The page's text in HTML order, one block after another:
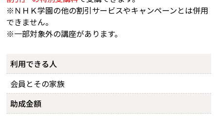
※ＮＨＫ学園の他の割引サービスやキャンペーンとは併用
できません。
※一部対象外の講座があります。
利用できる人
会員とその家族
助成金額